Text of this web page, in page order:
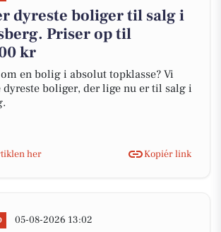
dyreste boliger til salg i
Priser op til
kr
en bolig i absolut topklasse? Vi
dyreste boliger, der lige nu er til salg i
her
Kopiér link
05-08-2026 13:02